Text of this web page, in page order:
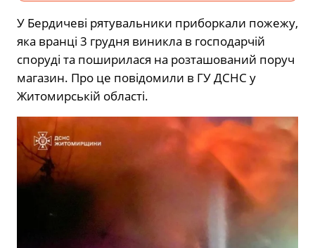
У Бердичеві рятувальники приборкали пожежу,
яка вранці 3 грудня виникла в господарчій
споруді та поширилася на розташований поруч
магазин. Про це повідомили в ГУ ДСНС у
Житомирській області.